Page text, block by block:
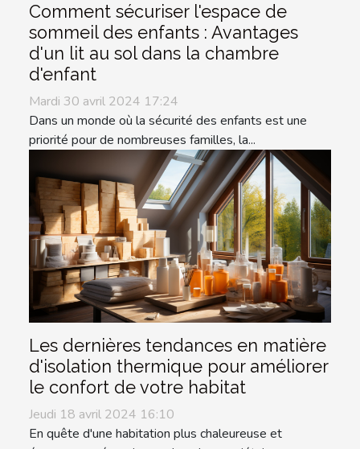
Comment sécuriser l'espace de
sommeil des enfants : Avantages
d'un lit au sol dans la chambre
d'enfant
Mardi 30 avril 2024 17:24
Dans un monde où la sécurité des enfants est une
priorité pour de nombreuses familles, la...
Les dernières tendances en matière
d'isolation thermique pour améliorer
le confort de votre habitat
Jeudi 18 avril 2024 16:10
En quête d'une habitation plus chaleureuse et